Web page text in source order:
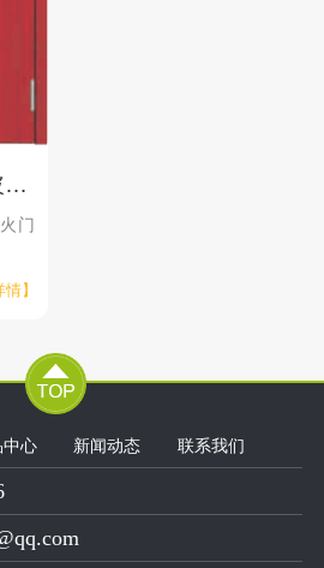
甘肃木质子母带玻璃隔热防火门
门
情】
中心 新闻动态 联系我们